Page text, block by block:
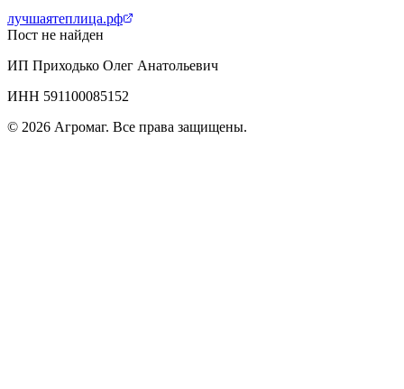
лучшаятеплица.рф
Пост не найден
ИП Приходько Олег Анатольевич
ИНН 591100085152
© 2026 Агромаг. Все права защищены.